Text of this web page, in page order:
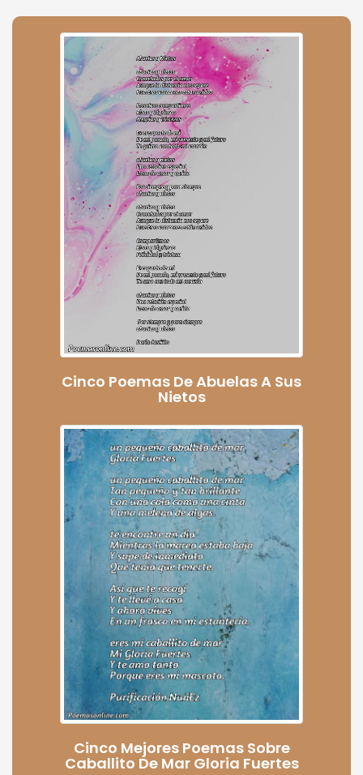
Cinco Poemas De Abuelas A Sus
Nietos
Cinco Mejores Poemas Sobre
Caballito De Mar Gloria Fuertes